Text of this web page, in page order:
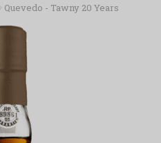
Quevedo - Tawny 20 Years